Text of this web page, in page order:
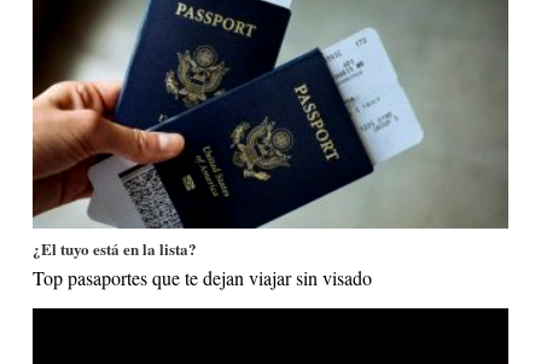
¿El tuyo está en la lista?
Top pasaportes que te dejan viajar sin visado